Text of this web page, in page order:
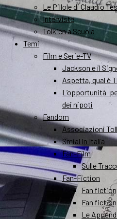
Le Pillole di Claudio
Interviste
Tolkien a Scuola
Temi
Film e Serie-TV
Jackson e il
Aspetta, qual è
L’opportunità
dei nipoti
Fandom
Associazioni
Smial in Italia
Fan-Film
Sulle
Fan-Fiction
Fan
Fan
Le